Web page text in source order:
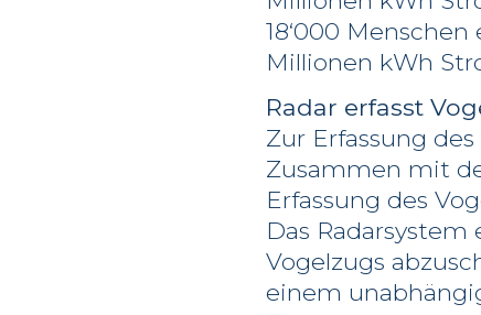
18‘000
Millionen kWh
Radar erfasst
Zur Erfassung
Zusammen mit
Erfassung des
Das
Vogelzugs
einem